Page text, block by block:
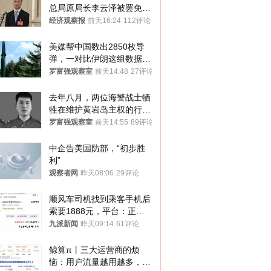
总局原局长李云泽被罢免全
国人大代表
经济观察报 前天16:24 112评论
美媒帮中国数出2850枚导
弹，一对比伊朗这组数据，
发现出大事了
罗富强观察室 前天14:48 27评论
去年八月，两位海警战士牺
牲在维护黄岩岛主权的行动
中
罗富强观察室 前天14:55 89评论
中企告美国防部，“初步胜
利”
观察者网 昨天08:06 29评论
顺风车司机找到乘客手机后
索要1888元，平台：正和
司机沟通协商
九派新闻 昨天09:14 61评论
鲸算π丨三大运营商的烦
恼：用户流量越用越多，收